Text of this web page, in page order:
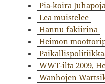
Pia-koira
Lea muistelee
Hannu fakiirina
Heimon
WWT-ilta 2009,
Wanhojen